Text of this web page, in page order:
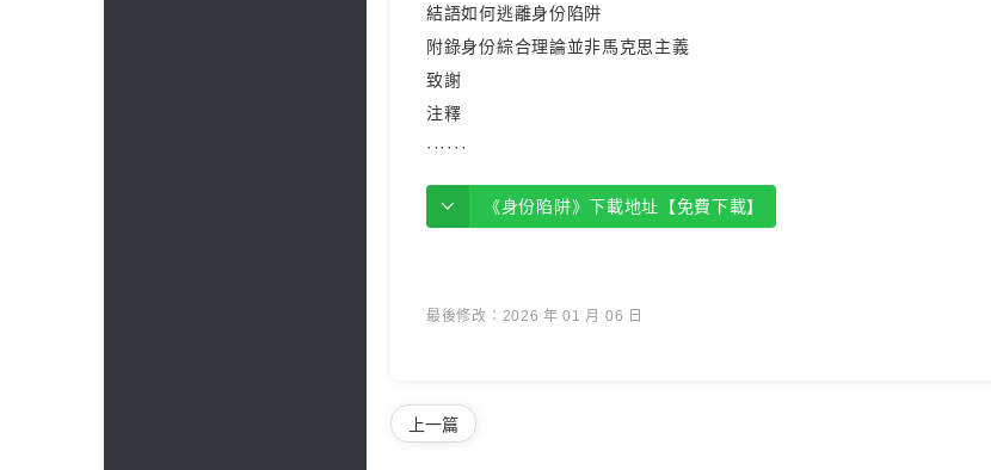
結語如何逃離身份陷阱
附錄身份綜合理論並非馬克思主義
致謝
注釋
······
《身份陷阱》下載地址【免費下載】
最後修改：2026 年 01 月 06 日
上一篇